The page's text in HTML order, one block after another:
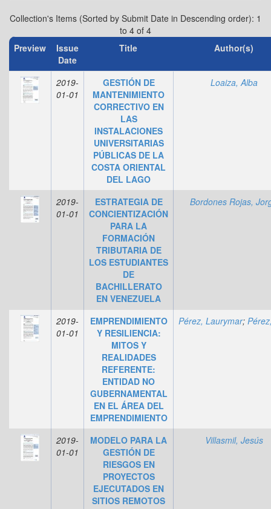
Collection's Items (Sorted by Submit Date in Descending order): 1
to 4 of 4
Preview
Issue
Date
Title Author(s)
2019-
01-01
GESTIÓN DE
MANTENIMIENTO
CORRECTIVO EN
LAS
INSTALACIONES
UNIVERSITARIAS
PÚBLICAS DE LA
COSTA ORIENTAL
DEL LAGO
Loaiza, Alba
2019-
01-01
ESTRATEGIA DE
CONCIENTIZACIÓN
PARA LA
FORMACIÓN
TRIBUTARIA DE
LOS ESTUDIANTES
DE
BACHILLERATO
EN VENEZUELA
Bordones Rojas,
2019-
01-01
EMPRENDIMIENTO
Y RESILIENCIA:
MITOS Y
REALIDADES
REFERENTE:
ENTIDAD NO
GUBERNAMENTAL
EN EL ÁREA DEL
EMPRENDIMIENTO
Pérez, Laurymar; Pérez,
2019-
01-01
MODELO PARA LA
GESTIÓN DE
RIESGOS EN
PROYECTOS
EJECUTADOS EN
SITIOS REMOTOS
Villasmil, Jesús